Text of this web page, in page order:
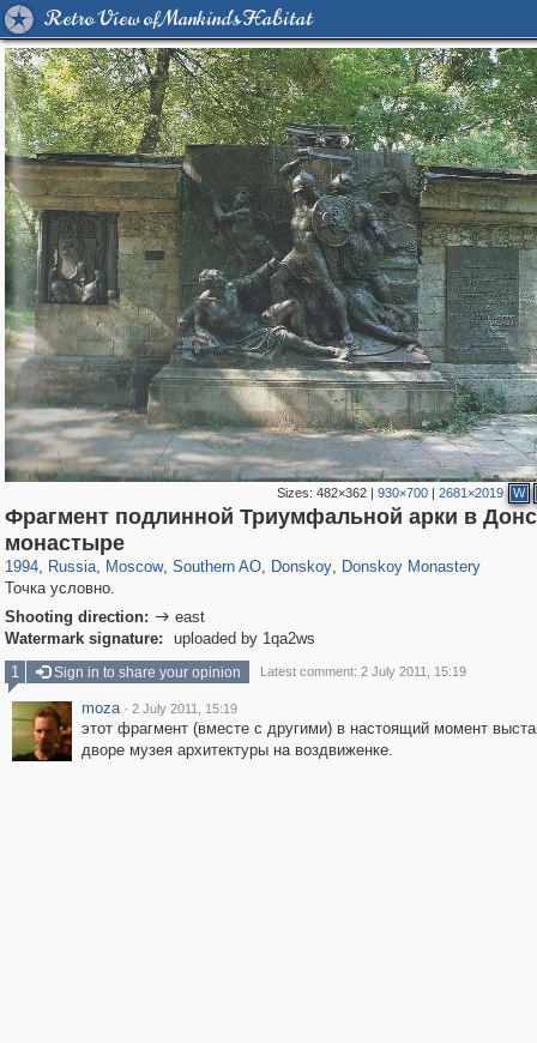
Retro View of Mankind's Habitat
Sizes:482×362 |930×700 |2681×2019 W
Фрагмент подлинной Триумфальной арки в
монастыре
1994, Russia
1,406,725
, Moscow
319,864 8,286
, Southern AO, Donskoy, Donskoy Monastery
Точка условно.
Shooting direction:  east
Watermark signature:
uploaded by 1qa2ws
1
Sign in to share your opinion Latest comment: 2 July 2011, 15:19
moza · 2 July 2011, 15:19
этот фрагмент (вместе с другими) в настоящий момент
дворе музея архитектуры на воздвиженке.